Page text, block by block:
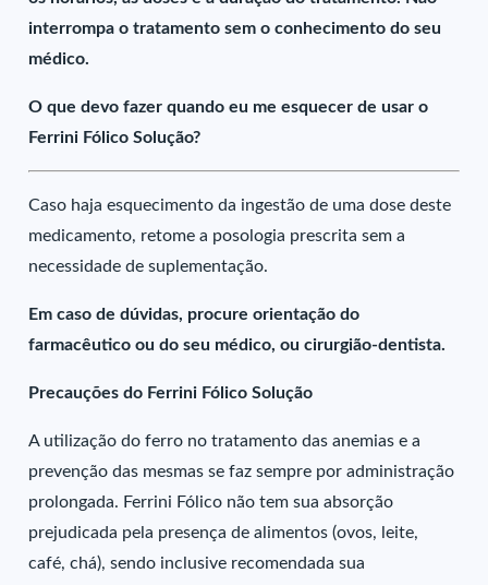
interrompa o tratamento sem o conhecimento do seu
médico.
O que devo fazer quando eu me esquecer de usar o
Ferrini Fólico Solução?
Caso haja esquecimento da ingestão de uma dose deste
medicamento, retome a posologia prescrita sem a
necessidade de suplementação.
Em caso de dúvidas, procure orientação do
farmacêutico ou do seu médico, ou cirurgião-dentista.
Precauções do Ferrini Fólico Solução
A utilização do ferro no tratamento das anemias e a
prevenção das mesmas se faz sempre por administração
prolongada. Ferrini Fólico não tem sua absorção
prejudicada pela presença de alimentos (ovos, leite,
café, chá), sendo inclusive recomendada sua